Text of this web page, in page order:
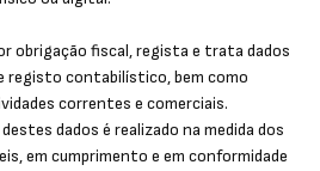
obrigação fiscal, regista e trata dados
registo contabilístico, bem como
correntes e comerciais.
dados é realizado na medida dos
em cumprimento e em conformidade